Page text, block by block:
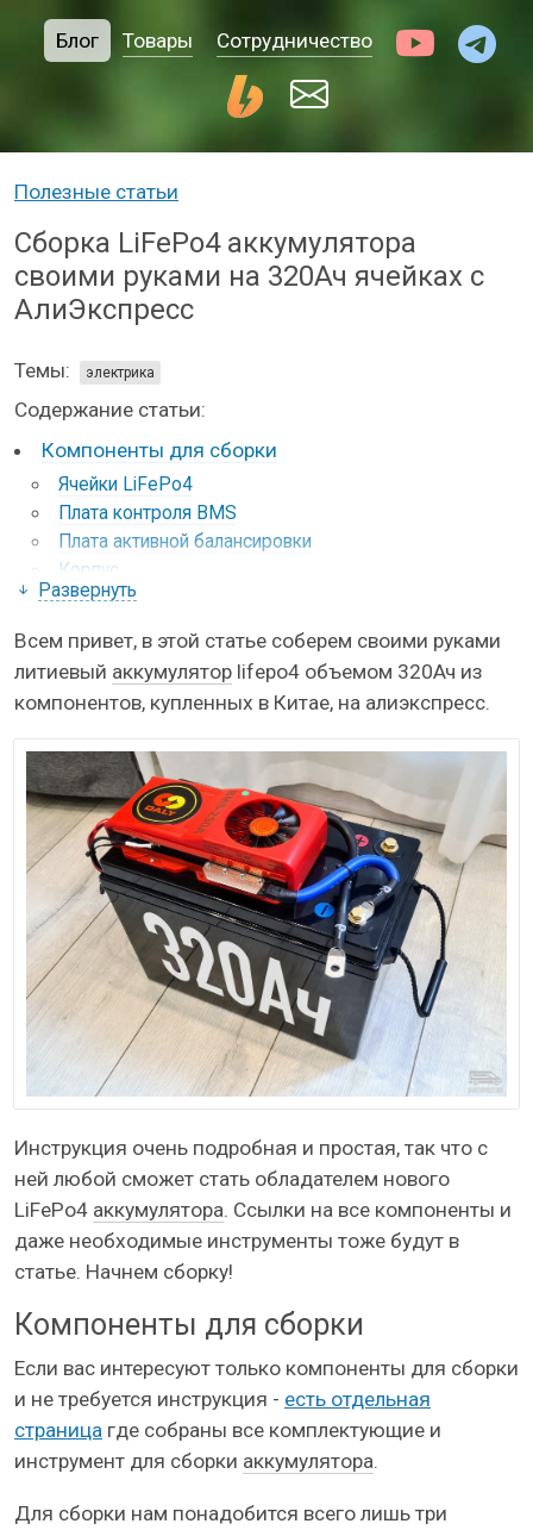
Блог Товары Сотрудничество
Полезные статьи
Сборка LiFePo4 аккумулятора
своими руками на 320Ач ячейках с
АлиЭкспресс
Темы: электрика
Содержание статьи:
Компоненты для сборки
Ячейки LiFePo4
Плата контроля BMS
Плата активной балансировки
Корпус
Установка ячеек и перемычек
Провода для BMS и балансира
Подключение силовых проводов
Подключение BMS
Приложения для контроля BMS и балансира
Стоимость сборки аккумулятора
Покупка ячеек и АКБ на АлиЭкспресс
Тестирование
Тест на емкость
Тест зарядки 15А-75А
Тест на полную мощность 3.2кВт
Тест на выносливость на 200А
Развернуть
Всем привет, в этой статье соберем своими руками
литиевый аккумулятор lifepo4 объемом 320Ач из
компонентов, купленных в Китае, на алиэкспресс.
Инструкция очень подробная и простая, так что с
ней любой сможет стать обладателем нового
LiFePo4 аккумулятора. Ссылки на все компоненты и
даже необходимые инструменты тоже будут в
статье. Начнем сборку!
Компоненты для сборки
Если вас интересуют только компоненты для сборки
и не требуется инструкция - есть отдельная
страница где собраны все комплектующие и
инструмент для сборки аккумулятора.
Для сборки нам понадобится всего лишь три